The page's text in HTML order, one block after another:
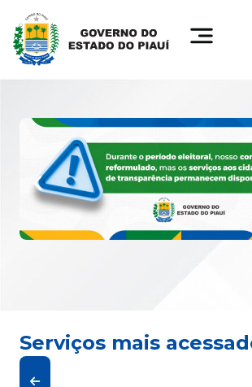
Serviços mais